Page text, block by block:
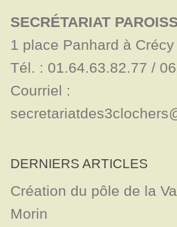
SECRÉTARIAT
1 place Panhard à Crécy
Tél. : 01.64.63.82.77 /
Courriel :
DERNIERS ARTICLES
Création du pôle de la
Morin